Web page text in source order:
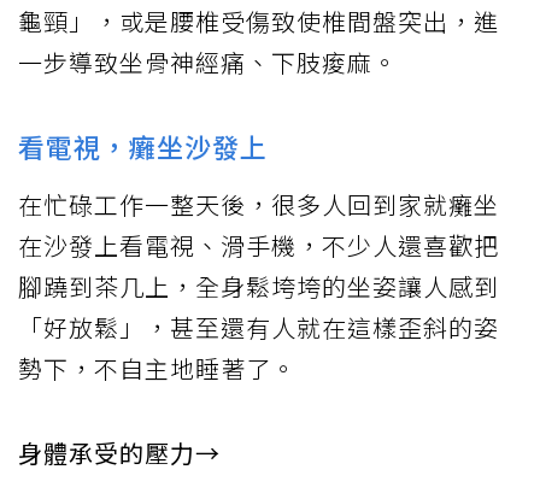
龜頸」，或是腰椎受傷致使椎間盤突出，進
一步導致坐骨神經痛、下肢痠麻。
看電視，癱坐沙發上
在忙碌工作一整天後，很多人回到家就癱坐
在沙發上看電視、滑手機，不少人還喜歡把
腳蹺到茶几上，全身鬆垮垮的坐姿讓人感到
「好放鬆」，甚至還有人就在這樣歪斜的姿
勢下，不自主地睡著了。
身體承受的壓力→